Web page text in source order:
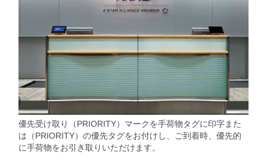
優先受け取り（PRIORITY）マークを手荷物タグに印字また
は（PRIORITY）の優先タグをお付けし、ご到着時、優先的
に手荷物をお引き取りいただけます。